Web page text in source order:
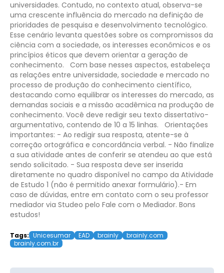
universidades. Contudo, no contexto atual, observa-se
uma crescente influência do mercado na definição de
prioridades de pesquisa e desenvolvimento tecnológico.
Esse cenário levanta questões sobre os compromissos da
ciência com a sociedade, os interesses econômicos e os
princípios éticos que devem orientar a geração de
conhecimento.
Com base nesses aspectos, estabeleça
as relações entre universidade, sociedade e mercado no
processo de produção do conhecimento científico,
destacando como equilibrar os interesses do mercado, as
demandas sociais e a missão acadêmica na produção de
conhecimento. Você deve redigir seu texto dissertativo-
argumentativo, contendo de 10 a 15 linhas.
Orientações
importantes: - Ao redigir sua resposta, atente-se à
correção ortográfica e concordância verbal. - Não finalize
a sua atividade antes de conferir se atendeu ao que está
sendo solicitado. - Sua resposta deve ser inserida
diretamente no quadro disponível no campo da Atividade
de Estudo 1 (não é permitido anexar formulário).​​​- Em
caso de dúvidas, entre em contato com o seu professor
mediador via Studeo pelo Fale com o Mediador. Bons
estudos!​
Tags: Unicesumar EAD brainly
brainly.com
brainly.com.br